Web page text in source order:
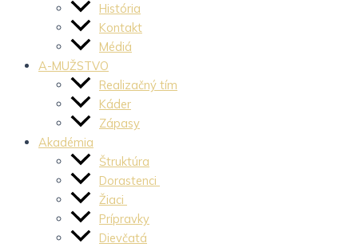
História
Kontakt
Médiá
A-MUŽSTVO
Realizačný tím
Káder
Zápasy
Akadémia
Štruktúra
Dorastenci
Žiaci
Prípravky
Dievčatá